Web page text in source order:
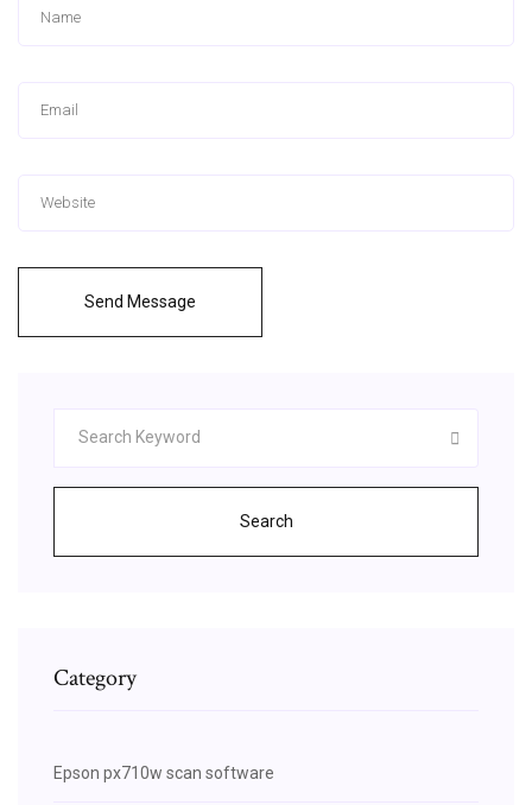
Send Message
Search
Category
Epson px710w scan software